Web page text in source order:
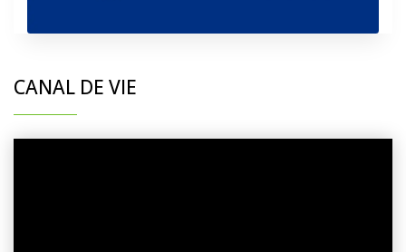
CANAL DE VIE